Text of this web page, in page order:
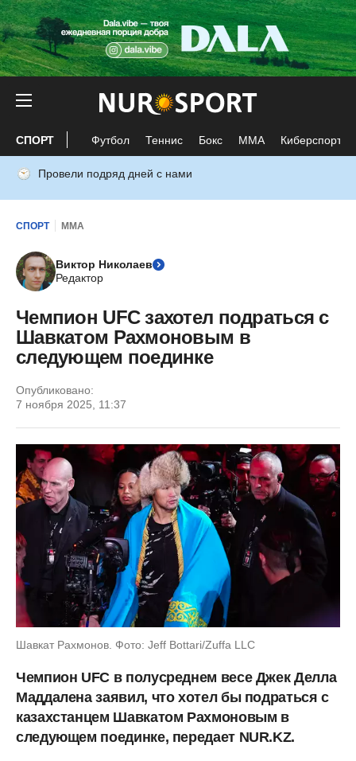
СПОРТ Футбол Теннис Бокс ММА Киберспорт
Провели подряд дней с нами
СПОРТ ММА
Виктор Николаев
Редактор
Чемпион UFC захотел подраться с
Шавкатом Рахмоновым в
следующем поединке
Опубликовано:
7 ноября 2025, 11:37
Шавкат Рахмонов. Фото: Jeff Bottari/Zuffa LLC
Чемпион UFC в полусреднем весе Джек Делла
Маддалена заявил, что хотел бы подраться с
казахстанцем Шавкатом Рахмоновым в
следующем поединке, передает NUR.KZ.